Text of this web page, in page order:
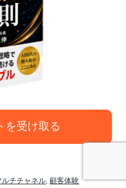
を受け取る
ルチチャネル 顧客体験